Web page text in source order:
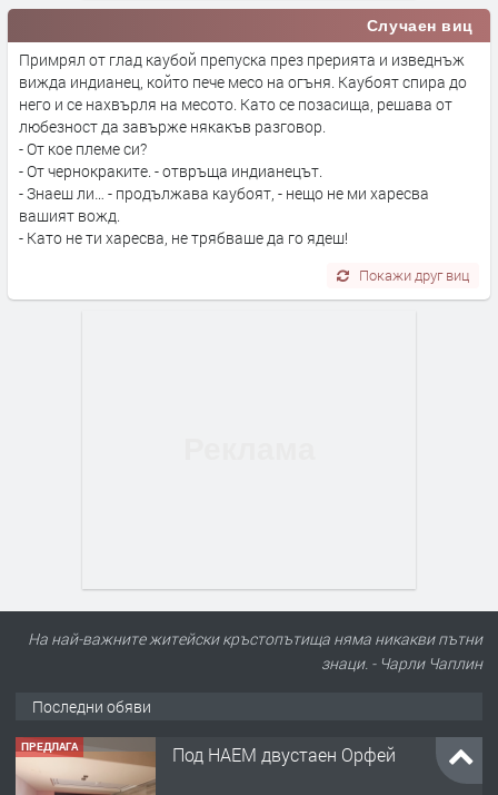
Случаен виц
Примрял от глад каубой препуска през прерията и изведнъж
вижда индианец, който пече месо на огъня. Каубоят спира до
него и се нахвърля на месото. Като се позасища, решава от
любезност да завърже някакъв разговор.
- От кое племе си?
- От чернокраките. - отвръща индианецът.
- Знаеш ли… - продължава каубоят, - нещо не ми харесва
вашият вожд.
- Като не ти харесва, не трябваше да го ядеш!
Покажи друг виц
На най-важните житейски кръстопътища няма никакви пътни
знаци. - Чарли Чаплин
Последни обяви
ПРЕДЛАГА
Нов апартамент на ул. Липа до